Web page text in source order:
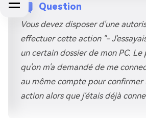
Question
Vous devez disposer d'une
effectuer cette action "-
un certain dossier de mon PC. Le
qu'on m'a demandé de me
au même compte pour confirmer
action alors que j'étais déjà